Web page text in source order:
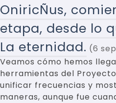
OniricÑus,
etapa, desde lo
La eternidad.
6
Veamos cómo hemos
herramientas del
unificar frecuencias y
maneras, aunque fue